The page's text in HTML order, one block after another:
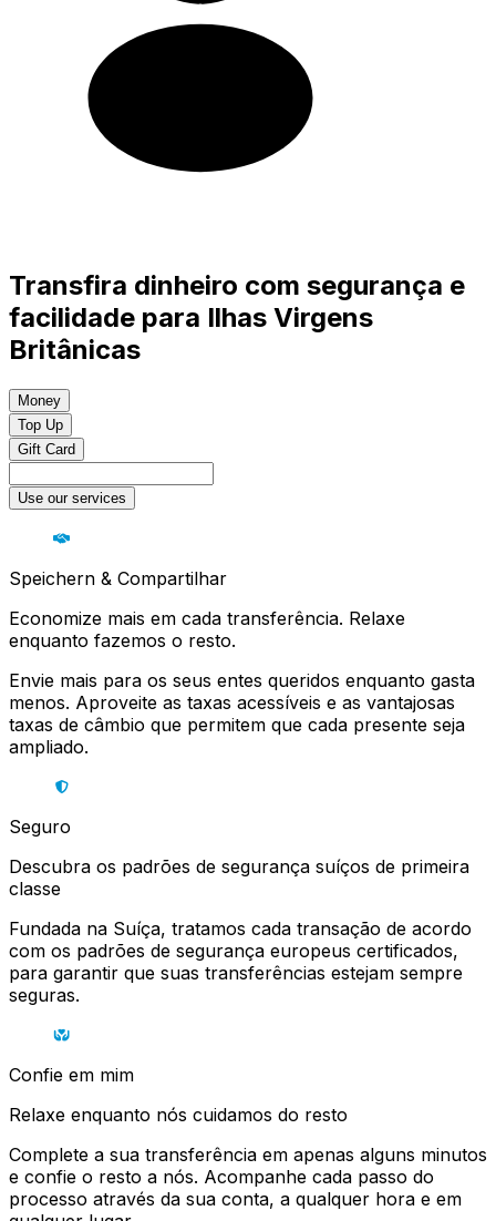
Transfira dinheiro com segurança e
facilidade para Ilhas Virgens
Britânicas
Money
Top Up
Gift Card
Use our services
Speichern & Compartilhar
Economize mais em cada transferência. Relaxe
enquanto fazemos o resto.
Envie mais para os seus entes queridos enquanto gasta
menos. Aproveite as taxas acessíveis e as vantajosas
taxas de câmbio que permitem que cada presente seja
ampliado.
Seguro
Descubra os padrões de segurança suíços de primeira
classe
Fundada na Suíça, tratamos cada transação de acordo
com os padrões de segurança europeus certificados,
para garantir que suas transferências estejam sempre
seguras.
Confie em mim
Relaxe enquanto nós cuidamos do resto
Complete a sua transferência em apenas alguns minutos
e confie o resto a nós. Acompanhe cada passo do
processo através da sua conta, a qualquer hora e em